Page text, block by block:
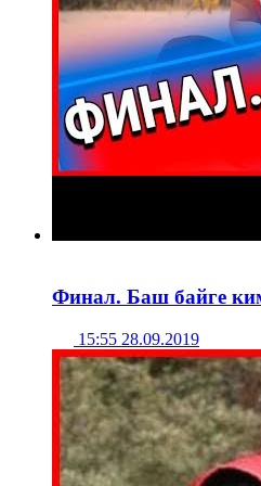
Финал. Баш байге
15:55 28.09.2019